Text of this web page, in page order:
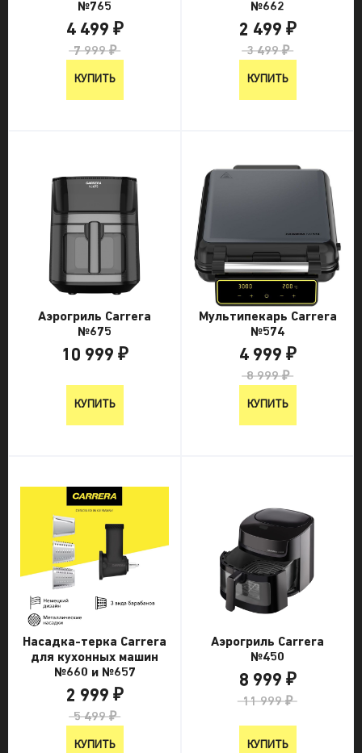
№765
4 499 ₽
7 999 ₽
КУПИТЬ
№662
2 499 ₽
3 499 ₽
КУПИТЬ
Аэрогриль Carrera
№675
10 999 ₽
КУПИТЬ
Мультипекарь Carrera
№574
4 999 ₽
8 999 ₽
КУПИТЬ
Насадка-терка Carrera
для кухонных машин
№660 и №657
2 999 ₽
5 499 ₽
КУПИТЬ
Аэрогриль Carrera
№450
8 999 ₽
11 999 ₽
КУПИТЬ